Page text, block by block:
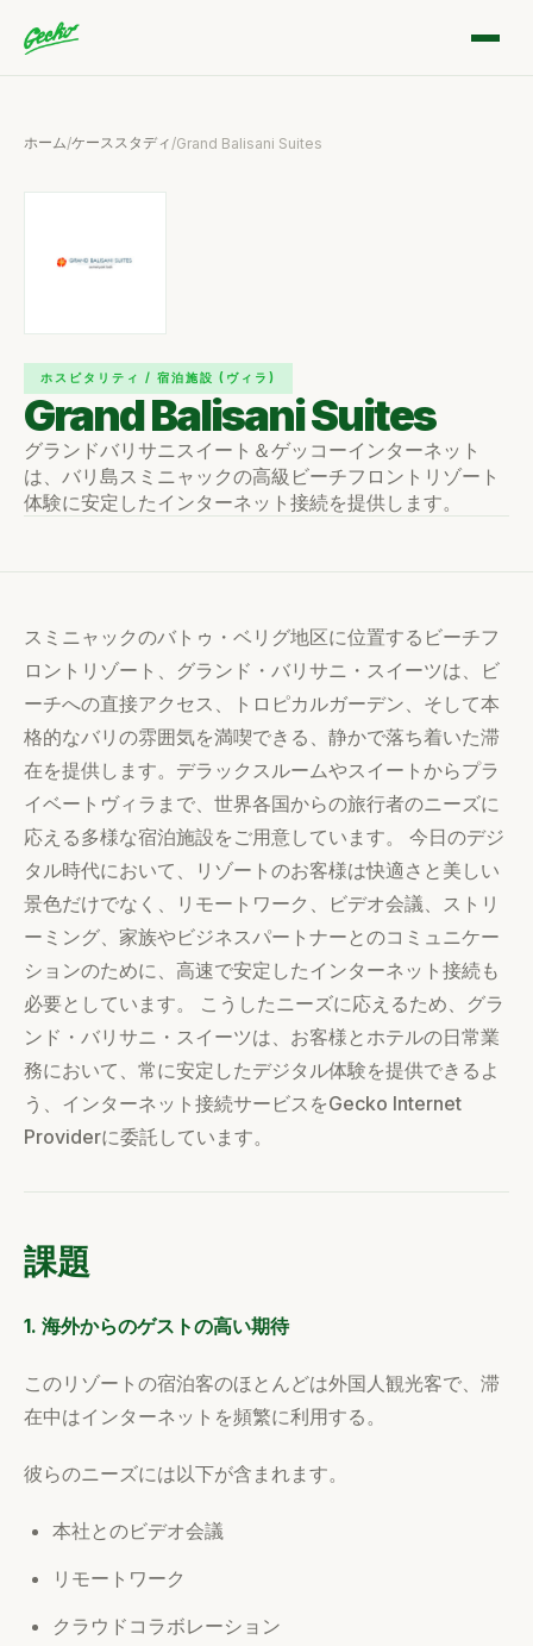
ホーム/ケーススタディ/Grand Balisani Suites
ホスピタリティ / 宿泊施設 (ヴィラ)
Grand Balisani Suites
グランドバリサニスイート＆ゲッコーインターネット
は、バリ島スミニャックの高級ビーチフロントリゾート
体験に安定したインターネット接続を提供します。
スミニャックのバトゥ・ベリグ地区に位置するビーチフ
ロントリゾート、グランド・バリサニ・スイーツは、ビ
ーチへの直接アクセス、トロピカルガーデン、そして本
格的なバリの雰囲気を満喫できる、静かで落ち着いた滞
在を提供します。デラックスルームやスイートからプラ
イベートヴィラまで、世界各国からの旅行者のニーズに
応える多様な宿泊施設をご用意しています。 今日のデジ
タル時代において、リゾートのお客様は快適さと美しい
景色だけでなく、リモートワーク、ビデオ会議、ストリ
ーミング、家族やビジネスパートナーとのコミュニケー
ションのために、高速で安定したインターネット接続も
必要としています。 こうしたニーズに応えるため、グラ
ンド・バリサニ・スイーツは、お客様とホテルの日常業
務において、常に安定したデジタル体験を提供できるよ
う、インターネット接続サービスをGecko Internet
Providerに委託しています。
課題
1. 海外からのゲストの高い期待
このリゾートの宿泊客のほとんどは外国人観光客で、滞
在中はインターネットを頻繁に利用する。
彼らのニーズには以下が含まれます。
本社とのビデオ会議
リモートワーク
クラウドコラボレーション